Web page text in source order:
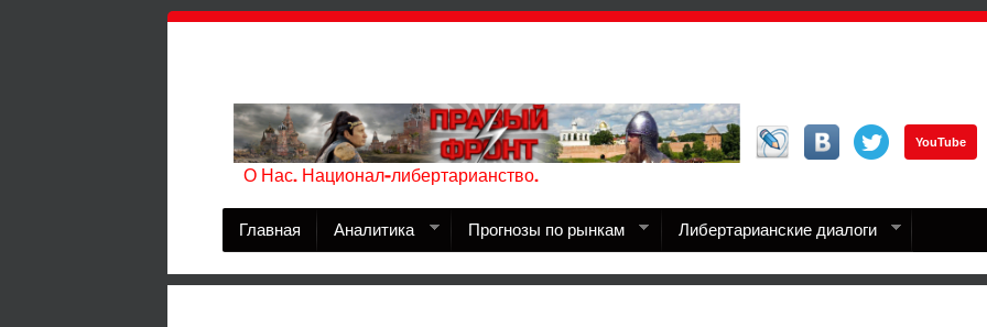
О Нас. Национал-либертарианство.
YouTube
Главная Аналитика Прогнозы по рынкам Либертарианские диалоги